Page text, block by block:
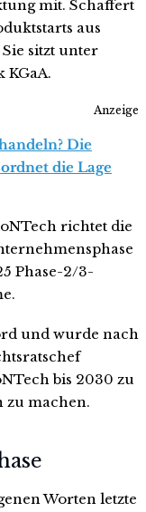
mit. Schaffert
aus
sitzt unter
Anzeige
Die
die Lage
richtet die
Phase-2/3-
und wurde nach
bis 2030 zu
machen.
Worten letzte